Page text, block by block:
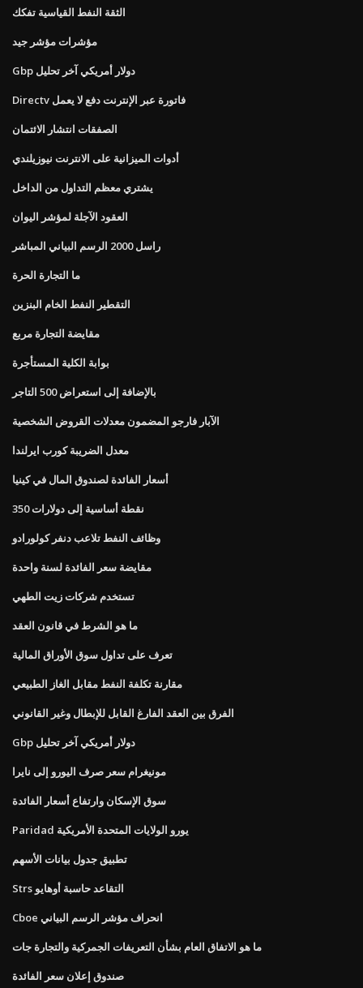
الثقة النفط القياسية تفكك
مؤشرات مؤشر جيد
Gbp دولار أمريكي آخر تحليل
Directv فاتورة عبر الإنترنت دفع لا يعمل
الصفقات انتشار الائتمان
أدوات الميزانية على الانترنت نيوزيلندي
يشتري معظم التداول من الداخل
العقود الآجلة لمؤشر اليوان
راسل 2000 الرسم البياني المباشر
ما التجارة الحرة
التقطير النفط الخام البنزين
مقايضة التجارة مربع
بوابة الكلية المستأجرة
بالإضافة إلى استعراض 500 التاجر
الآبار فارجو المضمون معدلات القروض الشخصية
معدل الضريبة كورب ايرلندا
أسعار الفائدة لصندوق المال في كينيا
350 نقطة أساسية إلى دولارات
وظائف النفط تلاعب دنفر كولورادو
مقايضة سعر الفائدة لسنة واحدة
تستخدم شركات زيت الطهي
ما هو الشرط في قانون العقد
تعرف على تداول سوق الأوراق المالية
مقارنة تكلفة النفط مقابل الغاز الطبيعي
الفرق بين العقد الفارغ القابل للإبطال وغير القانوني
Gbp دولار أمريكي آخر تحليل
مونيغرام سعر صرف اليورو إلى نايرا
سوق الإسكان وارتفاع أسعار الفائدة
Paridad يورو الولايات المتحدة الأمريكية
تطبيق جدول بيانات الأسهم
Strs التقاعد حاسبة أوهايو
Cboe انحراف مؤشر الرسم البياني
ما هو الاتفاق العام بشأن التعريفات الجمركية والتجارة جات
صندوق إعلان سعر الفائدة